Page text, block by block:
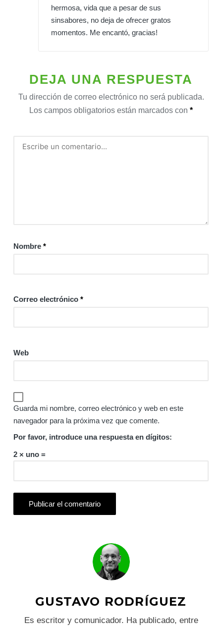
hermosa, vida que a pesar de sus
sinsabores, no deja de ofrecer gratos
momentos. Me encantó, gracias!
DEJA UNA RESPUESTA
Tu dirección de correo electrónico no será publicada.
Los campos obligatorios están marcados con *
Nombre *
Correo electrónico *
Web
Guarda mi nombre, correo electrónico y web en este
navegador para la próxima vez que comente.
Por favor, introduce una respuesta en dígitos:
2 × uno =
GUSTAVO RODRÍGUEZ
Es escritor y comunicador. Ha publicado, entre